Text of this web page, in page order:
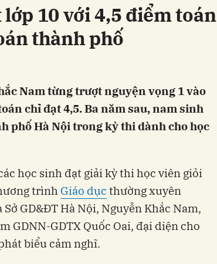
10 với 4,5 điểm toán
thành phố
Nam từng trượt nguyện vọng 1 vào
chỉ đạt 4,5. Ba năm sau, nam sinh
phố Hà Nội trong kỳ thi dành cho học
học sinh đạt giải kỳ thi học viên giỏi
trình Giáo dục thường xuyên
GD&ĐT Hà Nội, Nguyễn Khắc Nam,
GDNN-GDTX Quốc Oai, đại diện cho
biểu cảm nghĩ.